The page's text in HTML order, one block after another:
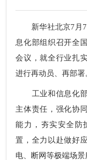
新华社北京7月7
息化部组织召开全
会议，就全行业扎
进行再动员、再部署
工业和信息化部
主体责任，强化协
能力，夯实安全防
置，全力以赴做好
电、断网等极端场景